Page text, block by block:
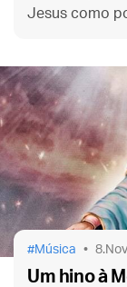
Jesus como
Música
Um hino à